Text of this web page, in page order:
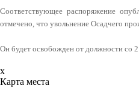
Соответствующее распоряжение
отмечено, что увольнение Осадчего
Он будет освобожден от должности со
x
Карта места